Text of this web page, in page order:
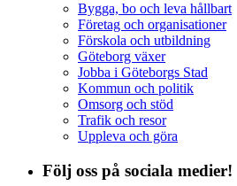
Bygga, bo och leva hållbart
Företag och organisationer
Förskola och utbildning
Göteborg växer
Jobba i Göteborgs Stad
Kommun och politik
Omsorg och stöd
Trafik och resor
Uppleva och göra
Följ oss på sociala medier!